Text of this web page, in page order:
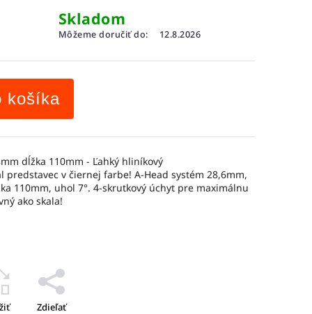
Skladom
Môžeme doručiť do: 12.8.2026
košíka
dĺžka 110mm - Ľahký hliníkový
predstavec v čiernej farbe! A-Head systém 28,6mm,
110mm, uhol 7°. 4-skrutkový úchyt pre maximálnu
ako skala!
Zdieľať